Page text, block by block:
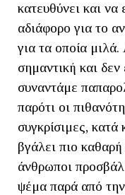
κατευθύνει και να
αδιάφορο για το
για τα οποία
σημαντική και δεν
συναντάμε
παρότι οι
συγκρίσιμες,
βγάλει πιο
άνθρωποι
ψέμα παρά από